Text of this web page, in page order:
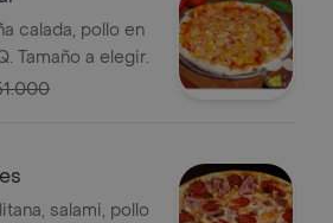
calada, pollo en
Tamaño a elegir.
salami, pollo